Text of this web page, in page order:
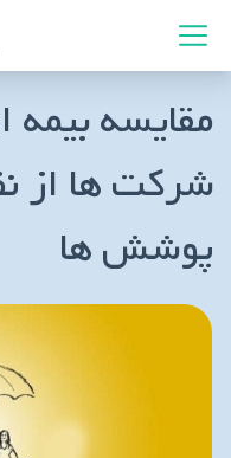
مقایسه بیمه
شرکت‌ ها از
پوشش‌ ها